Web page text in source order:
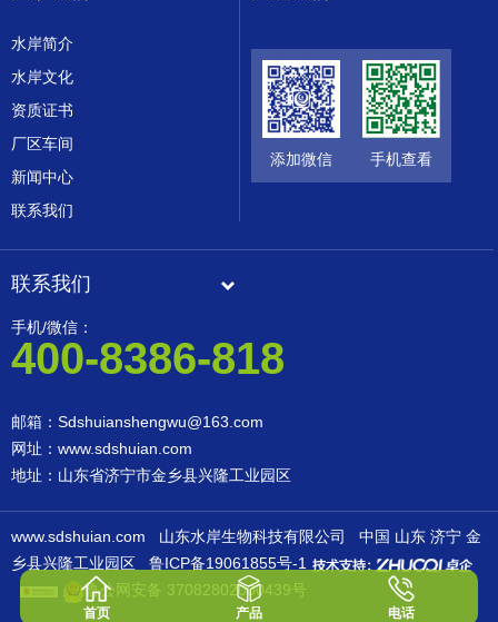
水岸简介
水岸文化
资质证书
厂区车间
新闻中心
联系我们
添加微信 手机查看
联系我们
手机/微信：
400-8386-818
邮箱：Sdshuianshengwu@163.com
网址：www.sdshuian.com
地址：山东省济宁市金乡县兴隆工业园区
www.sdshuian.com 山东水岸生物科技有限公司
中国 山东 济宁 金
乡县兴隆工业园区 鲁ICP备19061855号-1
鲁公网安备 37082802000439号
首页 产品 电话